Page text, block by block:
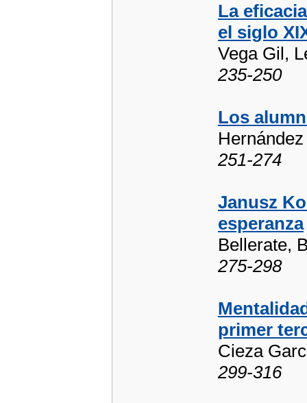
La
el siglo
Vega Gil,
235-250
Los
251-274
Janusz
esperanza
Bellerate,
275-298
primer
Cieza
299-316